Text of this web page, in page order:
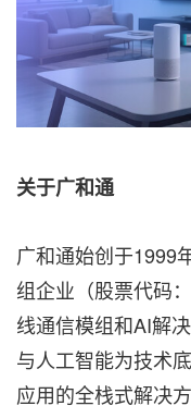
关于广和通
广和通始创于1999
组企业（股票代码
线通信模组和AI解
与人工智能为技术
应用的全栈式解决